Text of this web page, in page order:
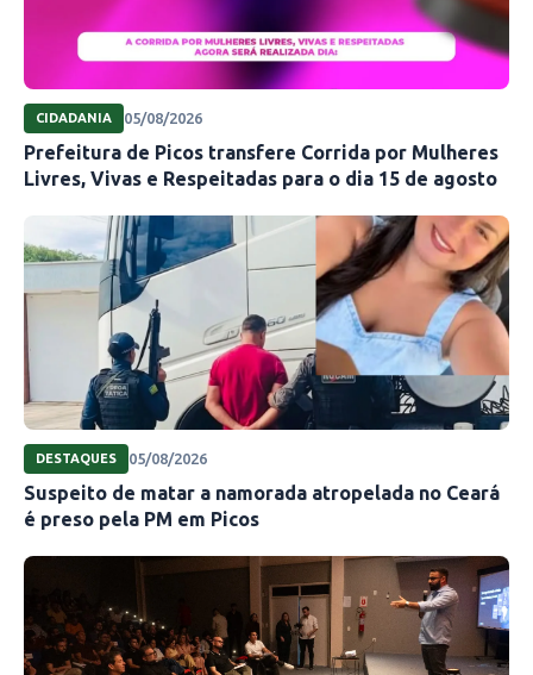
CIDADANIA 05/08/2026
Prefeitura de Picos transfere Corrida por Mulheres
Livres, Vivas e Respeitadas para o dia 15 de agosto
DESTAQUES 05/08/2026
Suspeito de matar a namorada atropelada no Ceará
é preso pela PM em Picos